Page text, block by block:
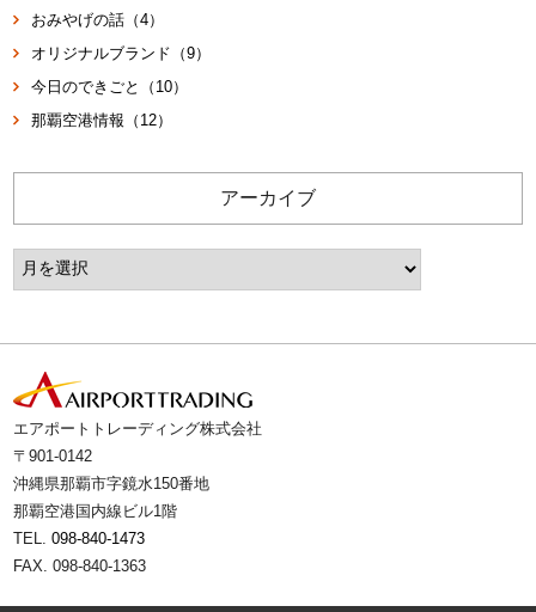
おみやげの話（4）
オリジナルブランド（9）
今日のできごと（10）
那覇空港情報（12）
アーカイブ
エアポートトレーディング株式会社
〒901-0142
沖縄県那覇市字鏡水150番地
那覇空港国内線ビル1階
TEL.098-840-1473
FAX. 098-840-1363